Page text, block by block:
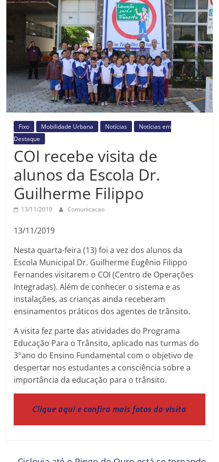
Prefeitura
Estância
Turística
Guaratinguetá
Fixo Mobilidade Urbana Notícias
Notícias em
Destaque
COI recebe visita de
alunos da Escola Dr.
Guilherme Filippo
13/11/2019 Comunicacao
13/11/2019
Nesta quarta-feira (13) foi a vez dos alunos da
Escola Municipal Dr. Guilherme Eugênio Filippo
Fernandes visitarem o COI (Centro de Operações
Integradas). Além de conhecer o sistema e as
instalações, as crianças ainda receberam
ensinamentos práticos dos agentes de trânsito.
A visita fez parte das atividades do Programa
Educação Para o Trânsito, aplicado nas turmas do
3°ano do Ensino Fundamental com o objetivo de
despertar nos estudantes a consciência sobre a
importância da educação para o trânsito.
Clique aqui e confira mais fotos da visita